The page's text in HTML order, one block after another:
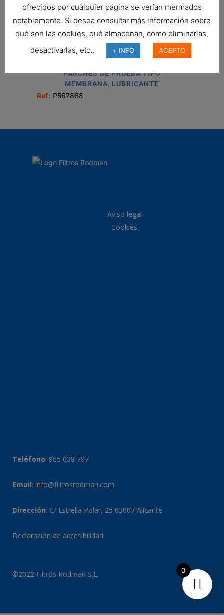
RESPIRADERO, CILÍNDRICO AIRE
€
Ref: P526413
PARCHES DE PRUEBA TIPO
MEMBRANA, LUBRICANTE
Ref: P567868
Aviso legal
Cookies
Teléfono: 965 038 797
Email: info@filtrosrodman.com
Dirección: C/ Estrella Polar, 25 03007 Alicante
Declaración de accesibilidad
©2022 Filtros Rodman S.L.
ofrecidos por cualquier página se verían mermados
notablemente. Si desea consultar más información sobre
qué son las cookies, qué almacenan, cómo eliminarlas,
desactivarlas, etc.,
+ INFO ACEPTO
0